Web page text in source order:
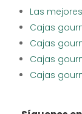
Las
Cajas
Cajas
Cajas
Cajas